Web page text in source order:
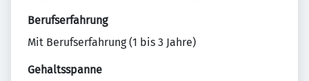
Berufserfahrung
Mit Berufserfahrung (1 bis 3 Jahre)
Gehaltsspanne